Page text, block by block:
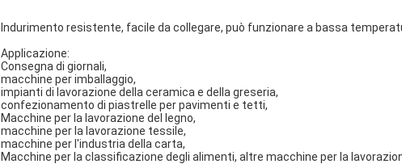
Indurimento resistente, facile da collegare, può funzionare a bassa
Applicazione:
Consegna di giornali,
macchine per imballaggio,
impianti di lavorazione della ceramica e della greseria,
confezionamento di piastrelle per pavimenti e tetti,
Macchine per la lavorazione del legno,
macchine per la lavorazione tessile,
macchine per l'industria della carta,
Macchine per la classificazione degli alimenti, altre macchine per la